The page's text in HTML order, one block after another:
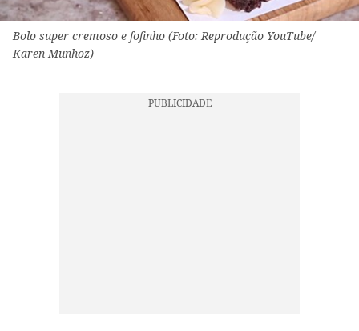
Bolo super cremoso e fofinho (Foto: Reprodução YouTube/
Karen Munhoz)